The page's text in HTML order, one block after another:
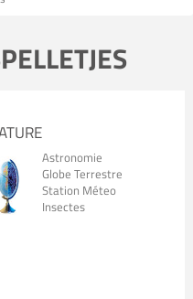
Astronomie
Globe Terrestre
Station Méteo
Insectes